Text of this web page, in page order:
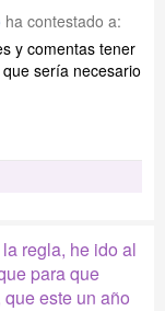
ha contestado a:
y comentas tener
sería necesario
regla, he ido al
para que
este un año